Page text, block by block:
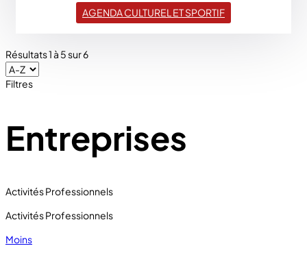
AGENDA CULTUREL ET SPORTIF
Résultats1à 5 sur6
Filtres
Entreprises
Activités Professionnels
Activités Professionnels
Moins